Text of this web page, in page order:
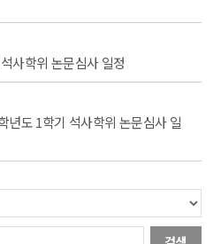
사학위 논문심사 일정
년도 1학기 석사학위 논문심사 일